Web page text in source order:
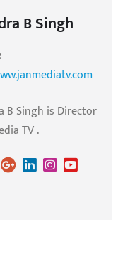
B Singh
B Singh is Director
TV .